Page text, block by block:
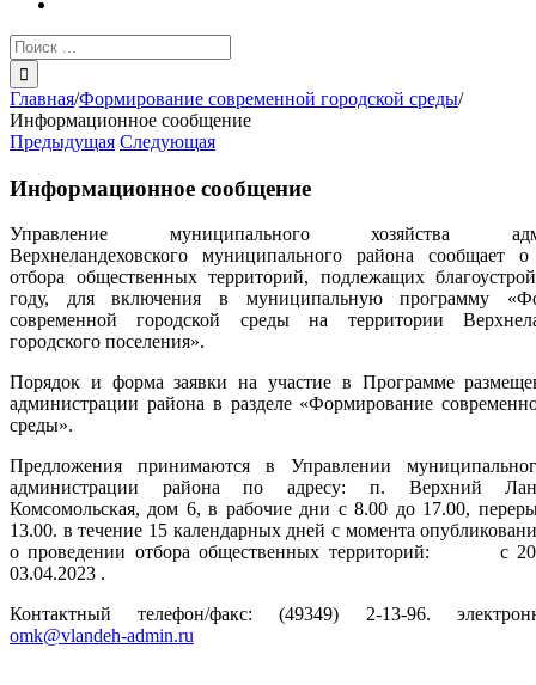
Результат
поиска:
Главная/Формирование современной городской среды/
Информационное сообщение
Предыдущая Следующая
Информационное сообщение
Управление муниципального хозяйства
Верхнеландеховского муниципального района сообщает
отбора общественных территорий, подлежащих
году, для включения в муниципальную программу
современной городской среды на территории
городского поселения».
Порядок и форма заявки на участие в Программе
администрации района в разделе «Формирование
среды».
Предложения принимаются в Управлении
администрации района по адресу: п. Верхний
Комсомольская, дом 6, в рабочие дни с 8.00 до 17.00,
13.00. в течение 15 календарных дней с момента
о проведении отбора общественных территорий: с
03.04.2023 .
Контактный телефон/факс: (49349) 2-13-96.
omk@vlandeh-admin.ru